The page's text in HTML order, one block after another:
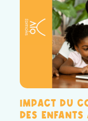
IMPACT DU
DES ENFANTS